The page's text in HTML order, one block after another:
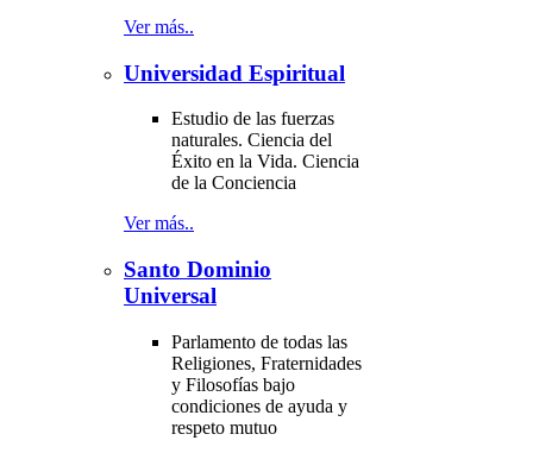
Ver más..
Universidad Espiritual
Estudio de las fuerzas
naturales. Ciencia del
Éxito en la Vida. Ciencia
de la Conciencia
Ver más..
Santo Dominio
Universal
Parlamento de todas las
Religiones, Fraternidades
y Filosofías bajo
condiciones de ayuda y
respeto mutuo